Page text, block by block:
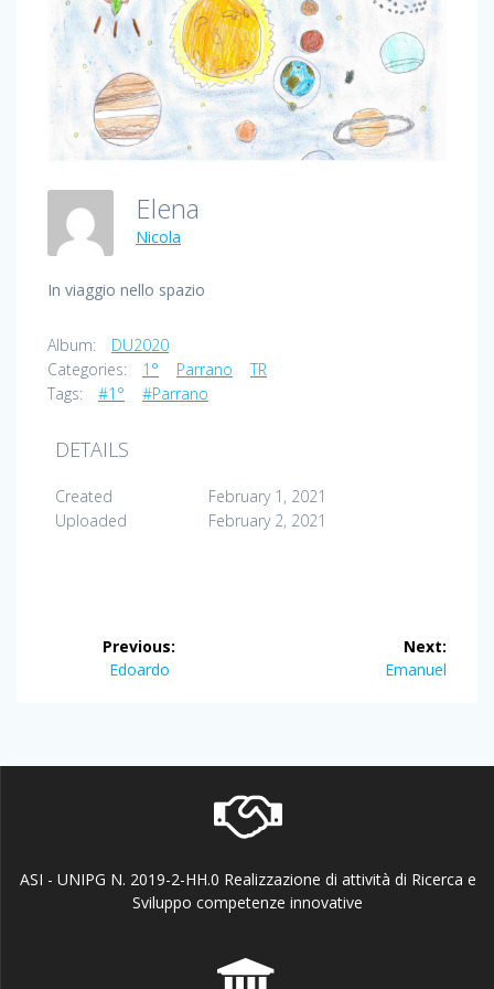
Elena
Nicola
In viaggio nello spazio
Album:
DU2020
Categories:
1° Parrano
TR
Tags:
#1° #Parrano
DETAILS
Created
February 1, 2021
Uploaded
February 2, 2021
navigation
Previous:
Previous
Edoardo
Next:
Next
Emanuel
ASI - UNIPG N. 2019-2-HH.0 Realizzazione di attività di Ricerca e
Sviluppo competenze innovative